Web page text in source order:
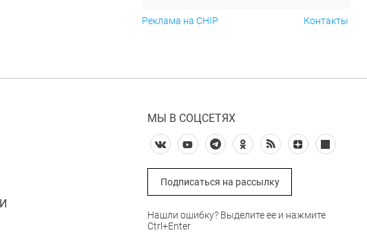
Реклама на CHIP Контакты
МЫ В СОЦСЕТЯХ
Подписаться на рассылку
Нашли ошибку? Выделите ее и нажмите
Ctrl+Enter